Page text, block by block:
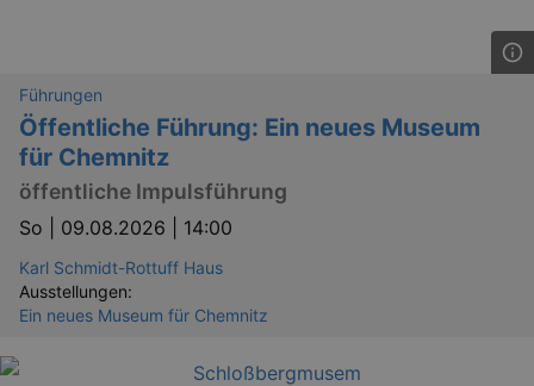
Führungen
Öffentliche Führung: Ein neues Museum
für Chemnitz
öffentliche Impulsführung
So | 09.08.2026 | 14:00
Karl Schmidt-Rottuff Haus
Ausstellungen:
Ein neues Museum für Chemnitz